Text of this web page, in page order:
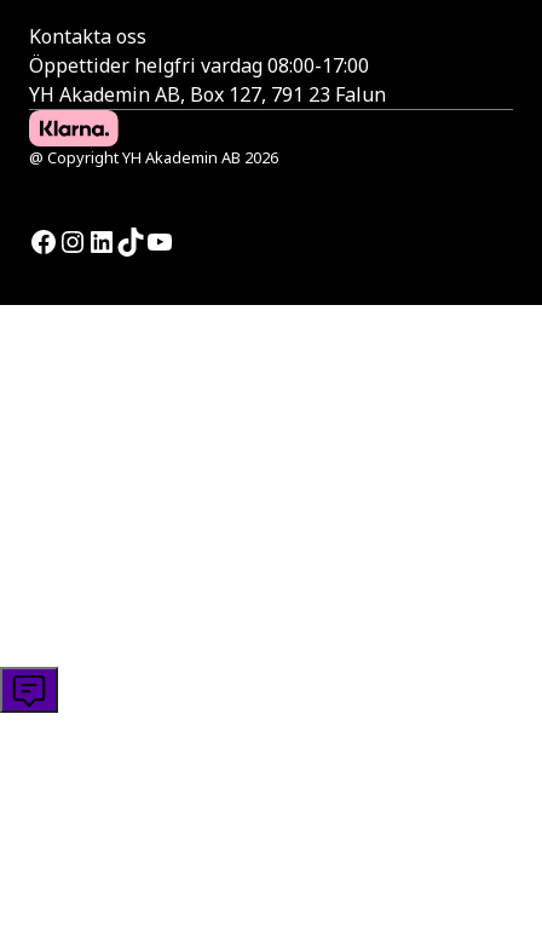
Kontakta oss
Öppettider helgfri vardag 08:00-17:00
YH Akademin AB, Box 127, 791 23 Falun
@ Copyright YH Akademin AB 2026
Facebook
Instagram
LinkedIn
TikTok
YouTube